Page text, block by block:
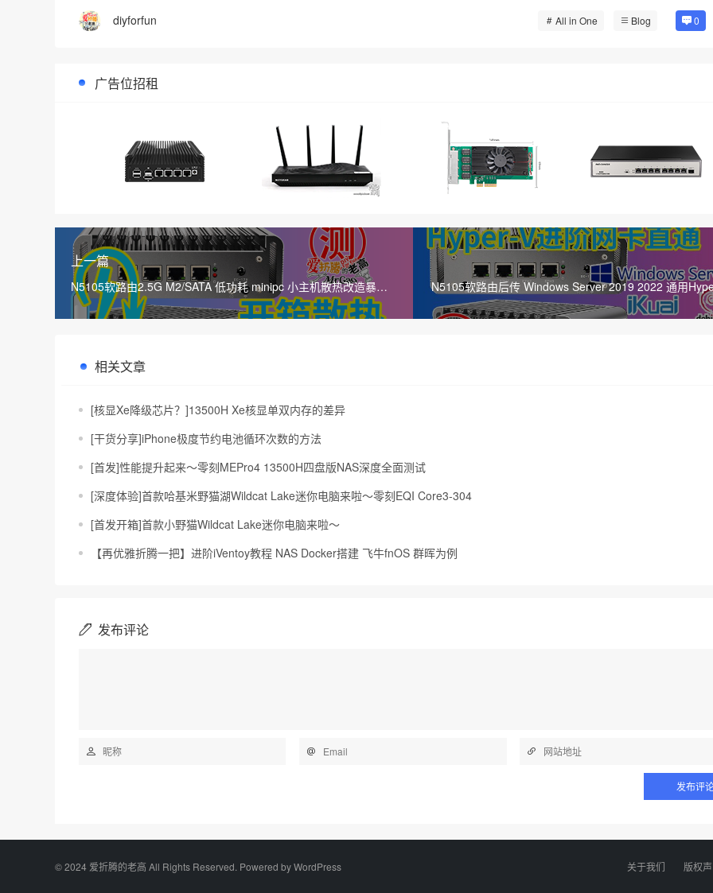
diyforfun All in One Blog 0
广告位招租
上一篇
N5105软路由2.5G M2/SATA 低功耗 minipc 小主机散热改造暴降
30度
N5105软路由后传 Windows Server 2019 2022 通用
相关文章
[核显Xe降级芯片？]13500H Xe核显单双内存的差异
[干货分享]iPhone极度节约电池循环次数的方法
[首发]性能提升起来～零刻MEPro4 13500H四盘版NAS深度全面测试
[深度体验]首款哈基米野猫湖Wildcat Lake迷你电脑来啦～零刻EQI Core3-304
[首发开箱]首款小野猫Wildcat Lake迷你电脑来啦～
【再优雅折腾一把】进阶iVentoy教程 NAS Docker搭建 飞牛fnOS 群晖为例
发布评论
©️ 2024 爱折腾的老高 All Rights Reserved. Powered byWordPress 关于我们 版权